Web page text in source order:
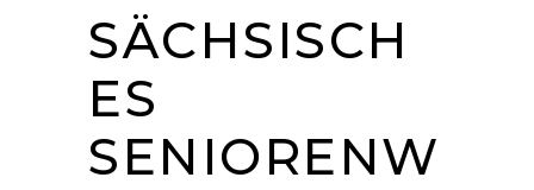
SÄCHSISCH
ES
SENIORENW